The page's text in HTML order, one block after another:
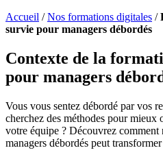
Accueil /Nos formations digitales /
survie pour managers débordés
Contexte de la
pour managers
Vous vous sentez débordé par vos
cherchez des méthodes pour mieux
votre équipe ? Découvrez
managers débordés peut